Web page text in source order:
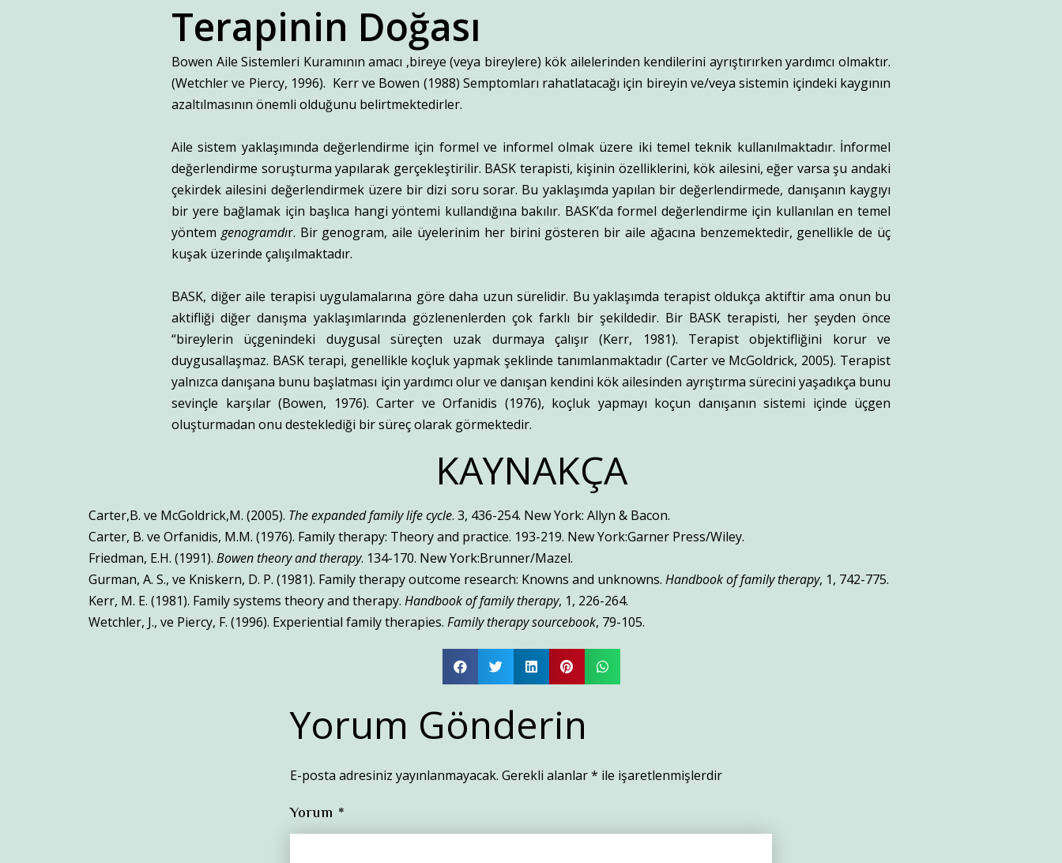
Terapinin Doğası
Bowen Aile Sistemleri Kuramının amacı ,bireye (veya bireylere) kök ailelerinden kendilerini ayrıştırırken yardımcı olmaktır.
(Wetchler ve Piercy, 1996). Kerr ve Bowen (1988) Semptomları rahatlatacağı için bireyin ve/veya sistemin içindeki kaygının
azaltılmasının önemli olduğunu belirtmektedirler.
Aile sistem yaklaşımında değerlendirme için formel ve informel olmak üzere iki temel teknik kullanılmaktadır. İnformel
değerlendirme soruşturma yapılarak gerçekleştirilir. BASK terapisti, kişinin özelliklerini, kök ailesini, eğer varsa şu andaki
çekirdek ailesini değerlendirmek üzere bir dizi soru sorar. Bu yaklaşımda yapılan bir değerlendirmede, danışanın kaygıyı
bir yere bağlamak için başlıca hangi yöntemi kullandığına bakılır. BASK’da formel değerlendirme için kullanılan en temel
yöntem genogramdır. Bir genogram, aile üyelerinim her birini gösteren bir aile ağacına benzemektedir, genellikle de üç
kuşak üzerinde çalışılmaktadır.
BASK, diğer aile terapisi uygulamalarına göre daha uzun sürelidir. Bu yaklaşımda terapist oldukça aktiftir ama onun bu
aktifliği diğer danışma yaklaşımlarında gözlenenlerden çok farklı bir şekildedir. Bir BASK terapisti, her şeyden önce
“bireylerin üçgenindeki duygusal süreçten uzak durmaya çalışır (Kerr, 1981). Terapist objektifliğini korur ve
duygusallaşmaz. BASK terapi, genellikle koçluk yapmak şeklinde tanımlanmaktadır (Carter ve McGoldrick, 2005). Terapist
yalnızca danışana bunu başlatması için yardımcı olur ve danışan kendini kök ailesinden ayrıştırma sürecini yaşadıkça bunu
sevinçle karşılar (Bowen, 1976). Carter ve Orfanidis (1976), koçluk yapmayı koçun danışanın sistemi içinde üçgen
oluşturmadan onu desteklediği bir süreç olarak görmektedir.
KAYNAKÇA
Carter,B. ve McGoldrick,M. (2005). The expanded family life cycle. 3, 436-254. New York: Allyn & Bacon.
Carter, B. ve Orfanidis, M.M. (1976). Family therapy: Theory and practice. 193-219. New York:Garner Press/Wiley.
Friedman, E.H. (1991). Bowen theory and therapy. 134-170. New York:Brunner/Mazel.
Gurman, A. S., ve Kniskern, D. P. (1981). Family therapy outcome research: Knowns and unknowns. Handbook of family therapy, 1, 742-775.
Kerr, M. E. (1981). Family systems theory and therapy. Handbook of family therapy, 1, 226-264.
Wetchler, J., ve Piercy, F. (1996). Experiential family therapies. Family therapy sourcebook, 79-105.
Yorum Gönderin
E-posta adresiniz yayınlanmayacak. Gerekli alanlar* ile işaretlenmişlerdir
Yorum *